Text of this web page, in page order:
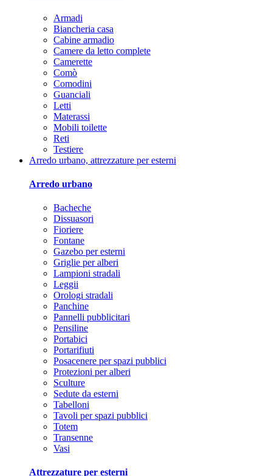
Armadi
Biancheria casa
Cabine armadio
Camere da letto complete
Camerette
Comò
Comodini
Guanciali
Letti
Materassi
Mobili toilette
Reti
Testiere
Arredo urbano, attrezzature per esterni
Arredo urbano
Bacheche
Dissuasori
Fioriere
Fontane
Gazebo per esterni
Griglie per alberi
Lampioni stradali
Leggii
Orologi stradali
Panchine
Pannelli pubblicitari
Pensiline
Portabici
Portarifiuti
Posacenere per spazi pubblici
Protezioni per alberi
Sculture
Sedute da esterni
Tabelloni
Tavoli per spazi pubblici
Totem
Transenne
Vasi
Attrezzature per esterni